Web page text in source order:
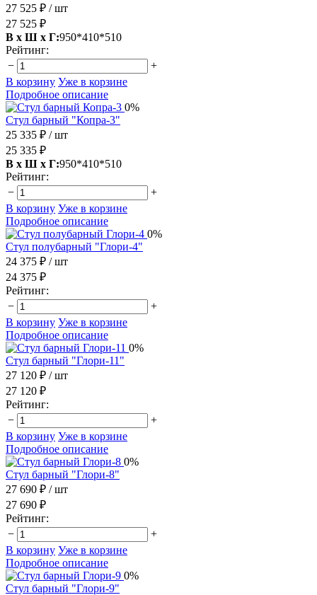
27 525 ₽ / шт
27 525 ₽
В х Ш х Г:950*410*510
Рейтинг:
−
+
В корзину Уже в корзине
Подробное описание
0%
Стул барный "Копра-3"
25 335 ₽ / шт
25 335 ₽
В х Ш х Г:950*410*510
Рейтинг:
−
+
В корзину Уже в корзине
Подробное описание
0%
Стул полубарный "Глори-4"
24 375 ₽ / шт
24 375 ₽
Рейтинг:
−
+
В корзину Уже в корзине
Подробное описание
0%
Стул барный "Глори-11"
27 120 ₽ / шт
27 120 ₽
Рейтинг:
−
+
В корзину Уже в корзине
Подробное описание
0%
Стул барный "Глори-8"
27 690 ₽ / шт
27 690 ₽
Рейтинг:
−
+
В корзину Уже в корзине
Подробное описание
0%
Стул барный "Глори-9"